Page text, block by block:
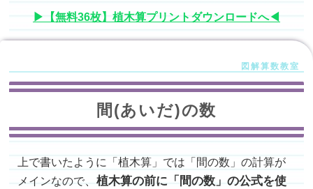
▶【無料36枚】植木算プリントダウンロードへ◀
間(あいだ)の数
上で書いたように「植木算」では「間の数」の計算が
メインなので、植木算の前に「間の数」の公式を使